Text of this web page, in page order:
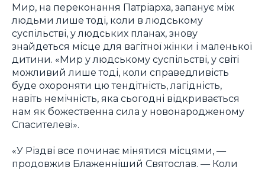
Мир, на переконання Патріарха, запанує між
людьми лише тоді, коли в людському
суспільстві, у людських планах, знову
знайдеться місце для вагітної жінки і маленької
дитини. «Мир у людському суспільстві, у світі
можливий лише тоді, коли справедливість
буде охороняти цю тендітність, лагідність,
навіть немічність, яка сьогодні відкривається
нам як божественна сила у новонародженому
Спасителеві».
«У Різдві все починає мінятися місцями, —
продовжив Блаженніший Святослав. — Коли